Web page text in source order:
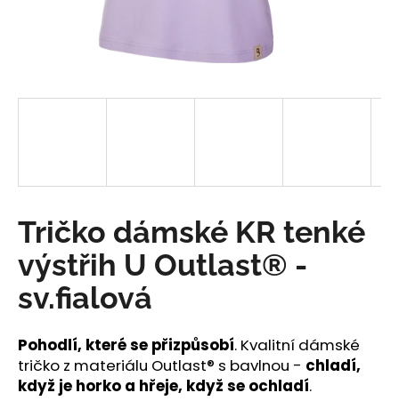
Tričko dámské KR tenké
výstřih U Outlast® -
sv.fialová
Pohodlí, které se přizpůsobí. Kvalitní dámské
tričko z materiálu Outlast® s bavlnou - chladí,
když je horko a hřeje, když se ochladí.
t
o
o
r
u